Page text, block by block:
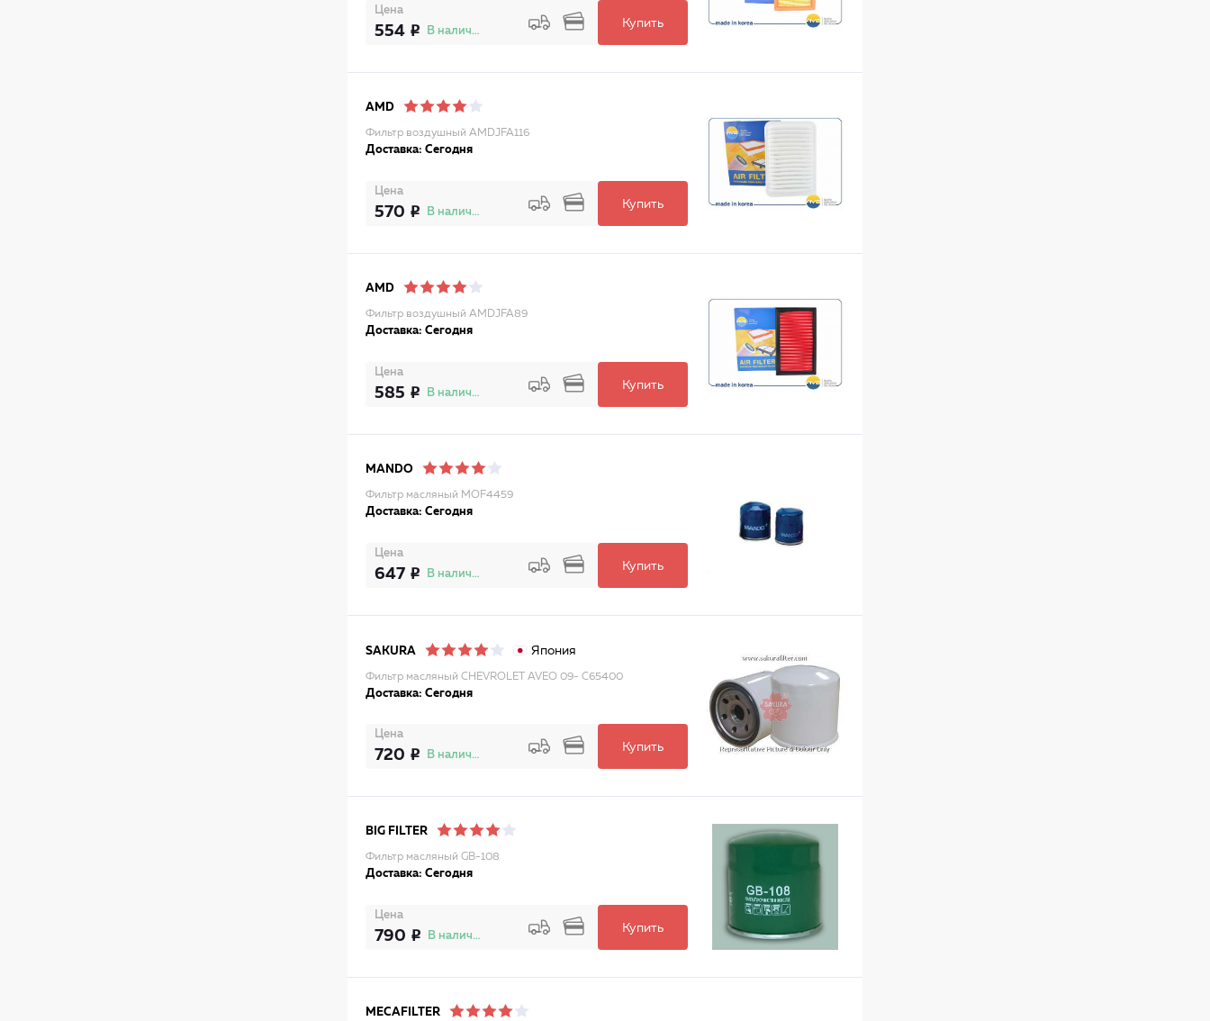
Цена
554 В наличии
Купить
AMD
Фильтр воздушный AMDJFA116
Доставка: Сегодня
Цена
570 В наличии
Купить
AMD
Фильтр воздушный AMDJFA89
Доставка: Сегодня
Цена
585 В наличии
Купить
MANDO
Фильтр масляный MOF4459
Доставка: Сегодня
Цена
647 В наличии
Купить
SAKURA Япония
Фильтр масляный CHEVROLET AVEO 09- C65400
Доставка: Сегодня
Цена
720 В наличии
Купить
BIG FILTER
Фильтр масляный GB-108
Доставка: Сегодня
Цена
790 В наличии
Купить
MECAFILTER